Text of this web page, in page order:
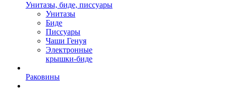
Унитазы, биде, писсуары
Унитазы
Биде
Писсуары
Чаши Генуя
Электронные
крышки-биде
Раковины